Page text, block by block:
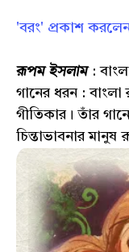
'বরং' প্রকাশ
রূপম ইসলাম :
গানের ধরন :
গীতিকার। তাঁর
চিন্তাভাবনার মানুষ